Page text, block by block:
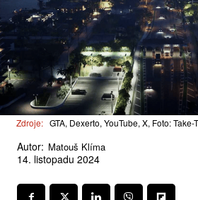
Zdroje: GTA, Dexerto, YouTube, X, Foto: Take-
Autor: Matouš Klíma
14. listopadu 2024